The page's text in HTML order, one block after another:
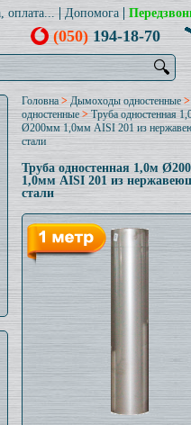
оплата... Допомога
(050)194-18-70
🔍
Головна > Дымоходы одностенные
одностенные >Труба одностенная
Ø200мм 1,0мм AISI 201 из
стали
Труба одностенная 1,0м
1,0мм AISI 201 из
стали